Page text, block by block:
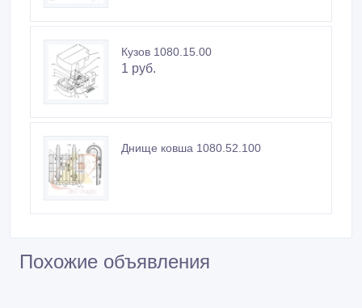
Кузов 1080.15.00
1 руб.
Днище ковша 1080.52.100
Похожие объявления